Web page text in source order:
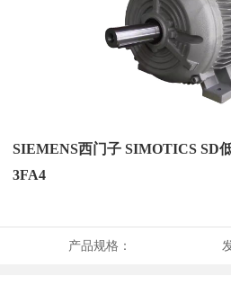
SIEMENS西门子 SIMOTICS SD
3FA4
产品规格：